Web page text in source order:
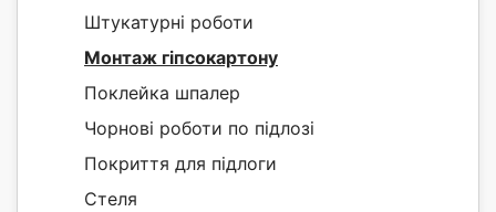
Штукатурні роботи
Монтаж гіпсокартону
Поклейка шпалер
Чорнові роботи по підлозі
Покриття для підлоги
Стеля